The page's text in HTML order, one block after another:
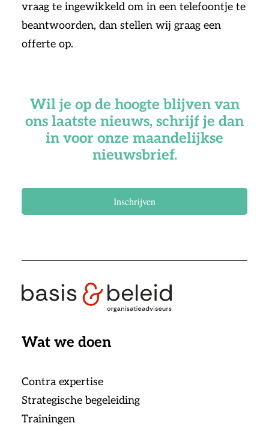
vraag te ingewikkeld om in een telefoontje te
beantwoorden, dan stellen wij graag een
offerte op.
Wil je op de hoogte blijven van
ons laatste nieuws, schrijf je dan
in voor onze maandelijkse
nieuwsbrief.
Inschrijven
Wat we doen
Contra expertise
Strategische begeleiding
Trainingen